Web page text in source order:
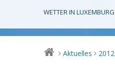
WETTER IN LUXEMBURG
> Aktuelles > 2012